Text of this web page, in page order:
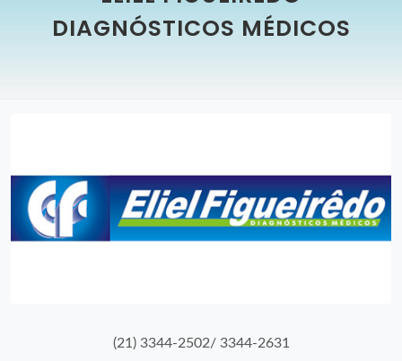
DIAGNÓSTICOS MÉDICOS
(21) 3344-2502/ 3344-2631